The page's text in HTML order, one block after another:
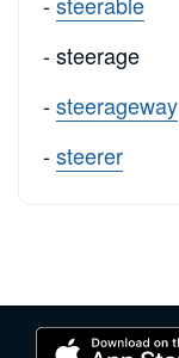
- steerage
-steerageway
-steerer